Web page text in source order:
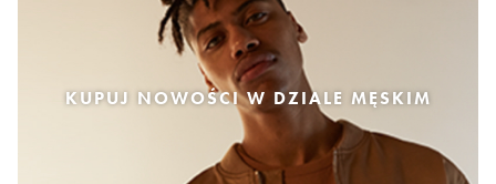
KUPUJ NOWOŚCI W DZIALE MĘSKIM